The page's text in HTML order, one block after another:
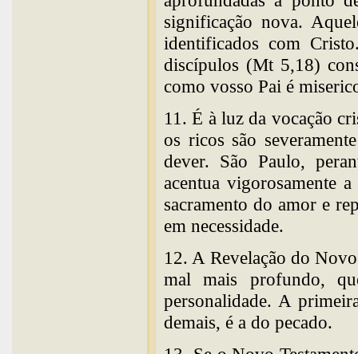
significação nova.
identificados com
discípulos (Mt 5,18)
como vosso Pai é
11. É à luz da vocação
os ricos são
dever. São Paulo,
acentua vigorosamente
sacramento do amor e
em necessidade.
12. A Revelação do
mal mais profundo,
personalidade. A
demais, é a do pecado.